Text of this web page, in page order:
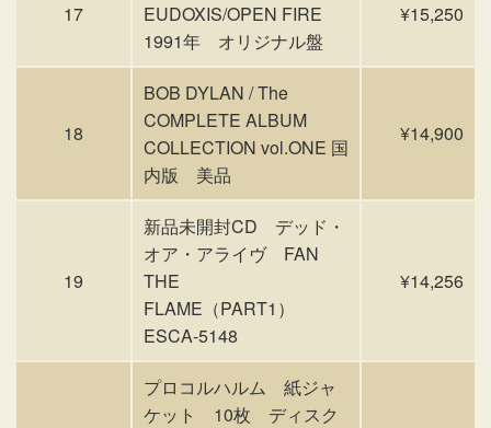
17
EUDOXIS/OPEN FIRE
1991年 オリジナル盤
¥15,250
18
BOB DYLAN / The
COMPLETE ALBUM
COLLECTION vol.ONE 国
内版 美品
¥14,900
19
新品未開封CD デッド・
オア・アライヴ FAN
THE
FLAME（PART1）
ESCA-5148
¥14,256
プロコルハルム 紙ジャ
ケット 10枚 ディスク